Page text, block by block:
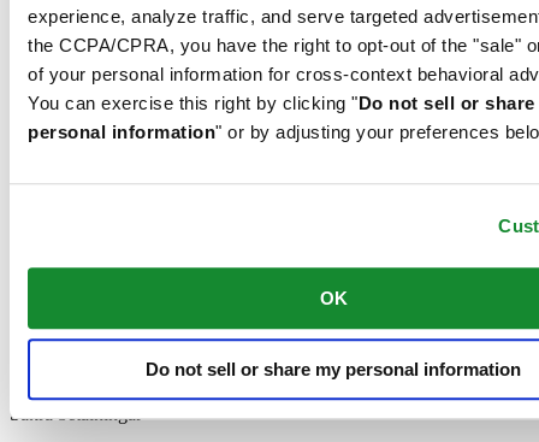
experience, analyze traffic, and serve targeted
the CCPA/CPRA, you have the right to opt-out of the "sale"
of your personal information for cross-context behavioral
You can exercise this right by clicking "Do not sell or share
personal information" or by adjusting your preferences
OK
Do not sell or share my personal information
Relaterade produkter
DS Powermatic 80
Automatisk,⌀41.0mm
Fri frakt**Vid köp för minst 999 SEK
Säkra betalningar